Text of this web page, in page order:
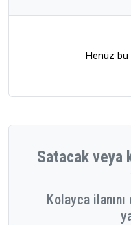
Henüz
Satacak veya
Kolayca